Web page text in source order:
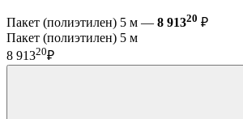
Пакет (полиэтилен) 5 м — 8 91320 ₽
Пакет (полиэтилен) 5 м
8 91320₽